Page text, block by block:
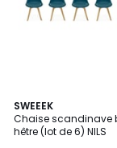
SWEEEK
Chaise scandinave
hêtre (lot de 6) NILS
4,1
/ 5
3
Couleurs